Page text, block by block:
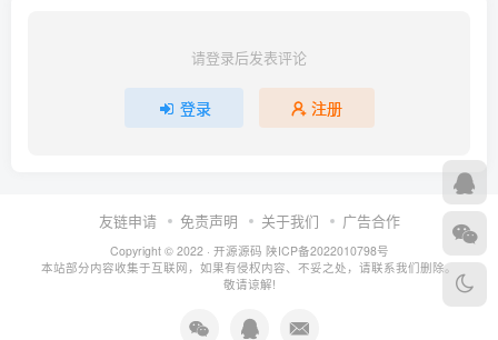
请登录后发表评论
登录 注册
友链申请 免责声明 关于我们 广告合作
Copyright © 2022 · 开源源码 陕ICP备2022010798号
本站部分内容收集于互联网，如果有侵权内容、不妥之处，请联系我们删除。
敬请谅解!